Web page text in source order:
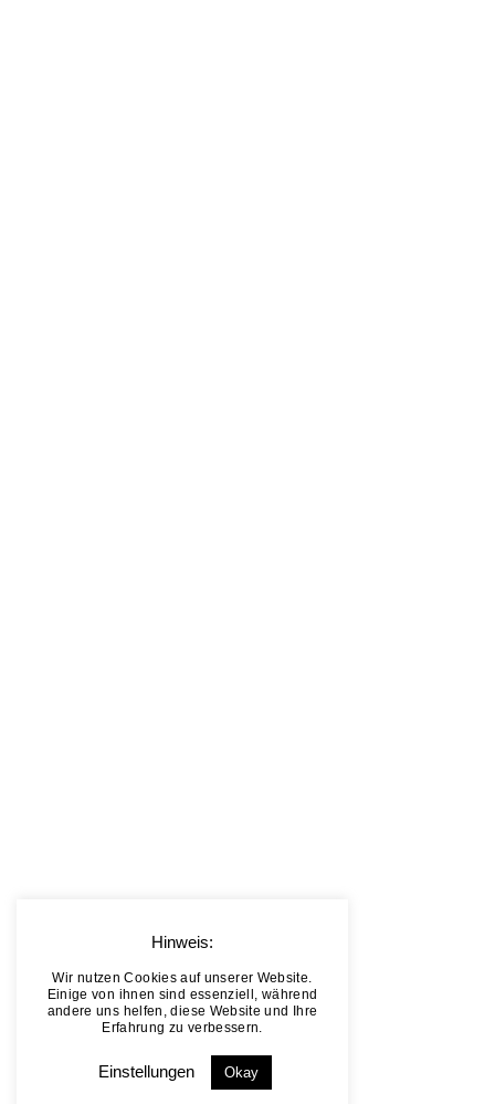
Hinweis:
Wir nutzen Cookies auf unserer Website.
Einige von ihnen sind essenziell, während
andere uns helfen, diese Website und Ihre
Erfahrung zu verbessern.
Einstellungen Okay